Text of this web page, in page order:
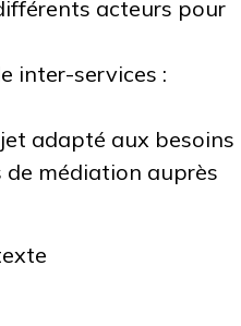
acteurs pour
inter-services :
adapté aux besoins
de médiation auprès